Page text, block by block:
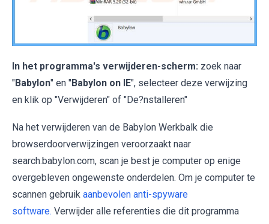
In het programma's verwijderen-scherm: zoek naar
"Babylon" en "Babylon on IE", selecteer deze verwijzing
en klik op "Verwijderen" of "De?nstalleren"
Na het verwijderen van de Babylon Werkbalk die
browserdoorverwijzingen veroorzaakt naar
search.babylon.com, scan je best je computer op enige
overgebleven ongewenste onderdelen. Om je computer te
scannen gebruik aanbevolen anti-spyware
software. Verwijder alle referenties die dit programma